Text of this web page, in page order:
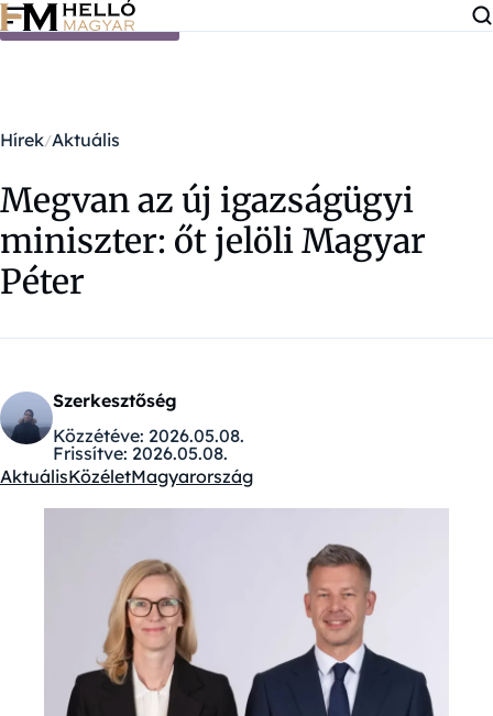
Ugrás a tartalomra
Hírek Aktuális
Megvan az új igazságügyi
miniszter: őt jelöli Magyar
Péter
Szerkesztőség
Közzétéve: 2026.05.08.
Frissítve: 2026.05.08.
Kategóriák:
AktuálisKözéletMagyarország